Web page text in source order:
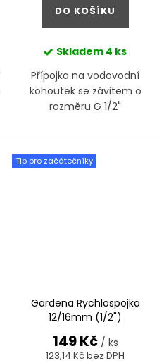
DO KOŠÍKU
Skladem 4 ks
Přípojka na vodovodní
kohoutek se závitem o
rozměru G 1/2"
Tip pro začátečníky
Gardena Rychlospojka
12/16mm (1/2")
123,14 Kč bez DPH
149 Kč / ks